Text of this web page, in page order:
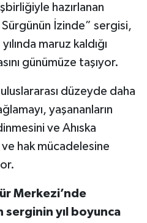
hazırlanan
Sürgünün İzinde” sergisi,
maruz kaldığı
günümüze taşıyor.
düzeyde daha
yaşananların
ve Ahıska
hak mücadelesine
Merkezi’nde
yıl boyunca